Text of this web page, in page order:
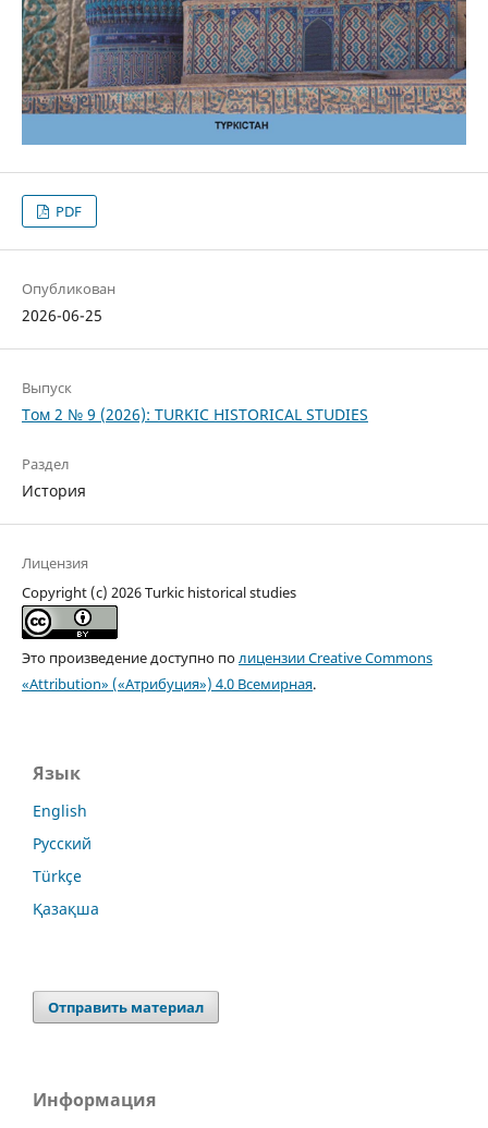
PDF
Опубликован
2026-06-25
Выпуск
Том 2 № 9 (2026): TURKIC HISTORICAL STUDIES
Раздел
История
Лицензия
Copyright (c) 2026 Turkic historical studies
Это произведение доступно полицензии Creative Commons
«Attribution» («Атрибуция») 4.0 Всемирная.
Язык
English
Русский
Türkçe
Қазақша
Отправить материал
Информация